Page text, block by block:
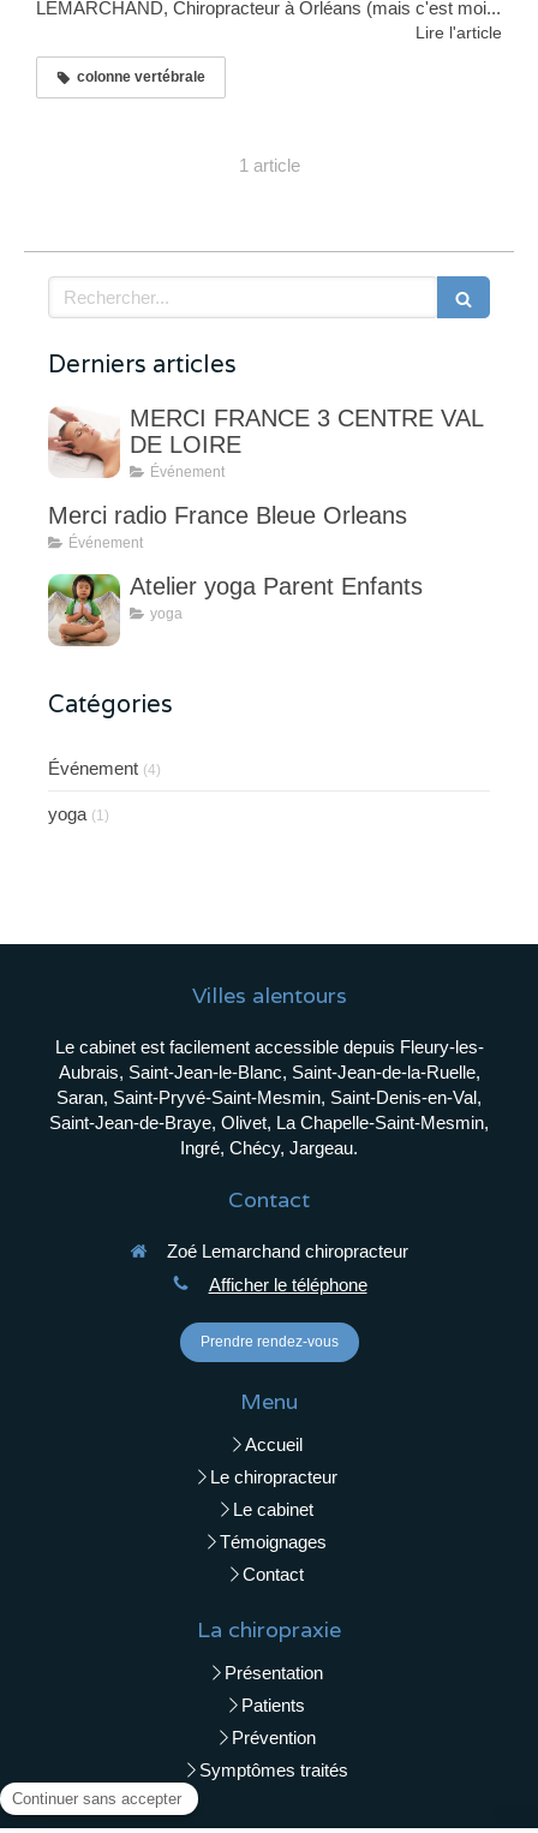
LEMARCHAND, Chiropracteur à Orléans (mais c'est moi...
Lire l'article
colonne vertébrale
1 article
Rechercher
Derniers articles
MERCI FRANCE 3 CENTRE VAL
DE LOIRE
Événement
Merci radio France Bleue Orleans
Événement
Atelier yoga Parent Enfants
yoga
Catégories
Événement (4)
yoga (1)
Villes alentours
Le cabinet est facilement accessible depuis Fleury-les-
Aubrais, Saint-Jean-le-Blanc, Saint-Jean-de-la-Ruelle,
Saran, Saint-Pryvé-Saint-Mesmin, Saint-Denis-en-Val,
Saint-Jean-de-Braye, Olivet, La Chapelle-Saint-Mesmin,
Ingré, Chécy, Jargeau.
Contact
Zoé Lemarchand chiropracteur
Afficher le téléphone
Prendre rendez-vous
Menu
Accueil
Le chiropracteur
Le cabinet
Témoignages
Contact
La chiropraxie
Présentation
Patients
Prévention
Symptômes traités